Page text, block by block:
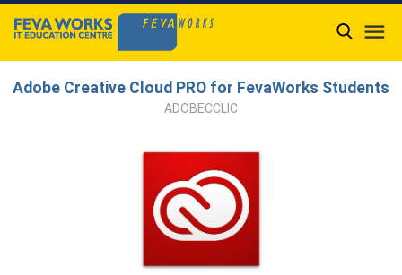

Adobe Creative Cloud PRO for FevaWorks Students
ADOBECCLIC